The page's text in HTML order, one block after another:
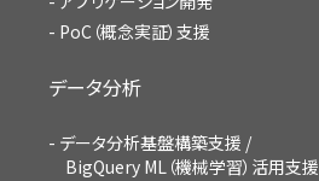
PoC（概念実証）支援
データ分析
データ分析基盤構築支援 /
BigQuery ML（機械学習）活用支援